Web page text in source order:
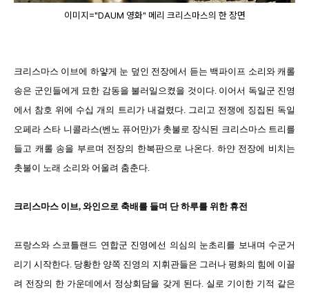
이미지="DAUM 영화" 메리 크리스마스의 한 장면
크리스마스 이브에 하얗게 눈 덮인 전장에서 듣는 백파이프 소리와 캐롤
송은 군인들에게 묘한 감동을 불러일으켰을 것이다. 이어서 독일군 진영
에서 참호 위에 수십 개의 트리가 내걸렸다. 그리고 전쟁에 징집된 독일
오페라 스타 니콜라스(벤노 퓨어만)가 촛불로 장식된 크리스마스 트리를
들고 캐롤 송을 부르며 전장의 한복판으로 나온다. 하얀 전장에 비치는
촛불이 노래 소리와 어울려 춤춘다.
크리스마스 이브, 와인으로 축배를 들며 단 하루를 위한 휴전
프랑스와 스코틀랜드 연합군 진영에선 의심의 눈초리를 보내며 수군거
리기 시작한다. 당황한 양쪽 진영의 지휘관들은 그러나 평화의 힘에 이끌
려 전장의 한 가운데에서 정상회담을 갖게 된다. 실로 기이한 기적 같은